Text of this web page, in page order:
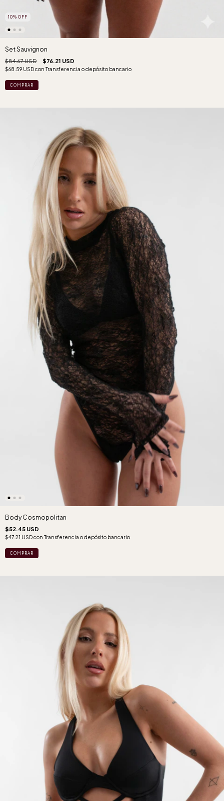
10% OFF
Set Sauvignon
$84.67 USD $76.21 USD
$68.59 USDcon Transferencia o depósito bancario
COMPRAR
Body Cosmopolitan
$52.45 USD
$47.21 USDcon Transferencia o depósito bancario
COMPRAR